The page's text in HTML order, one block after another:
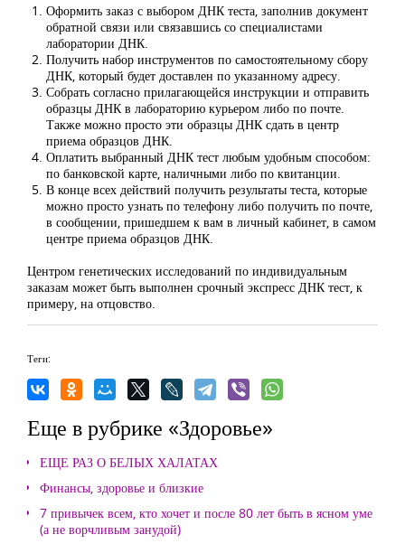
Оформить заказ с выбором ДНК теста, заполнив документ
обратной связи или связавшись со специалистами
лаборатории ДНК.
Получить набор инструментов по самостоятельному сбору
ДНК, который будет доставлен по указанному адресу.
Собрать согласно прилагающейся инструкции и отправить
образцы ДНК в лабораторию курьером либо по почте.
Также можно просто эти образцы ДНК сдать в центр
приема образцов ДНК.
Оплатить выбранный ДНК тест любым удобным способом:
по банковской карте, наличными либо по квитанции.
В конце всех действий получить результаты теста, которые
можно просто узнать по телефону либо получить по почте,
в сообщении, пришедшем к вам в личный кабинет, в самом
центре приема образцов ДНК.
Центром генетических исследований по индивидуальным
заказам может быть выполнен срочный экспресс ДНК тест, к
примеру, на отцовство.
Теги:
Еще в рубрике «Здоровье»
ЕЩЕ РАЗ О БЕЛЫХ ХАЛАТАХ
Финансы, здоровье и близкие
7 привычек всем, кто хочет и после 80 лет быть в ясном уме
(а не ворчливым занудой)